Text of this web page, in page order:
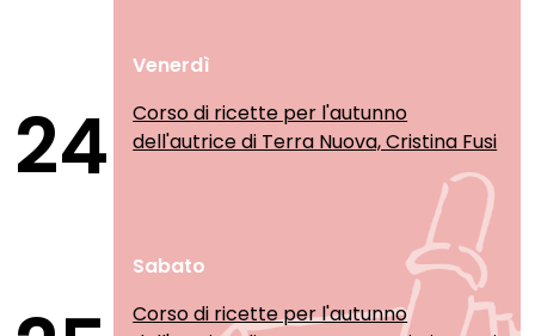
24
Venerdì
Corso di ricette per l'autunno
dell'autrice di Terra Nuova, Cristina Fusi
Sabato
Corso di ricette per l'autunno